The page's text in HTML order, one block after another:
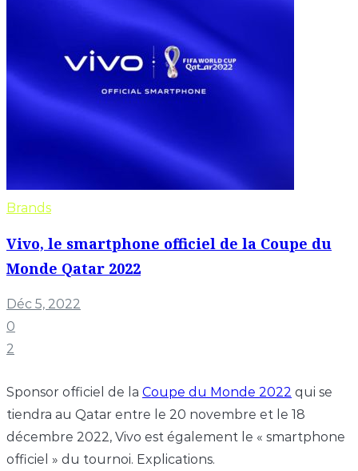
Brands
Vivo, le smartphone officiel de la Coupe du
Monde Qatar 2022
Déc 5, 2022
0
2
Sponsor officiel de la Coupe du Monde 2022 qui se
tiendra au Qatar entre le 20 novembre et le 18
décembre 2022, Vivo est également le « smartphone
officiel » du tournoi. Explications.